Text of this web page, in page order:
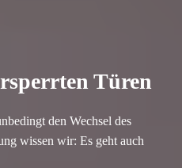
Türen
den Wechsel des
wissen wir: Es geht auch